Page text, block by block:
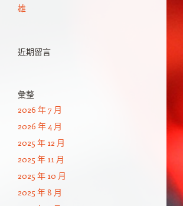
雄
近期留言
彙整
2026 年 7 月
2026 年 4 月
2025 年 12 月
2025 年 11 月
2025 年 10 月
2025 年 8 月